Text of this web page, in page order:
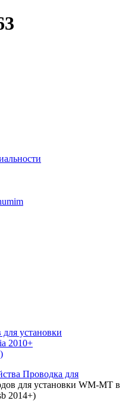
Проводка для
для установки WM-MT в
2014+)